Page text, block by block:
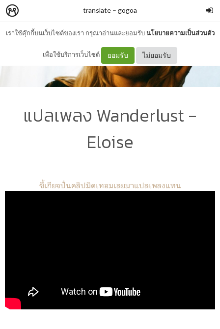
เราใช้คุ๊กกี้บนเว็บไซต์ของเรา กรุณาอ่านและยอมรับนโยบายความเป็นส่วนตัว
เพื่อใช้บริการเว็บไซต์ ยอมรับ ไม่ยอมรับ
translate – gogoa
แปลเพลง Wanderlust -
Eloise
ขี้เกียจปั่นคลิปมิดเทอมเลยมาแปลเพลงแทน